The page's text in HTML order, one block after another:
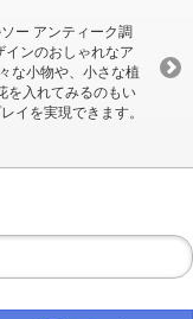
ー アンティーク調
インのおしゃれなア
な小物や、小さな植
を入れてみるのもい
イを実現できます。